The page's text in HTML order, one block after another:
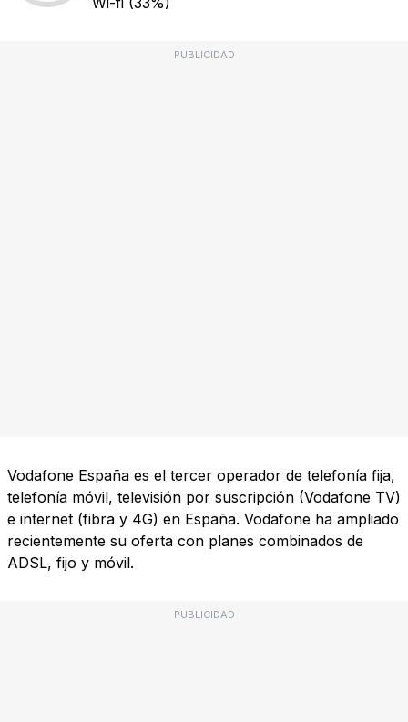
PUBLICIDAD
Vodafone España es el tercer operador de telefonía fija,
telefonía móvil, televisión por suscripción (Vodafone TV)
e internet (fibra y 4G) en España. Vodafone ha ampliado
recientemente su oferta con planes combinados de
ADSL, fijo y móvil.
PUBLICIDAD